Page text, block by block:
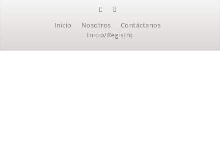
Inicio Nosotros
Contáctanos
Inicio/Registro